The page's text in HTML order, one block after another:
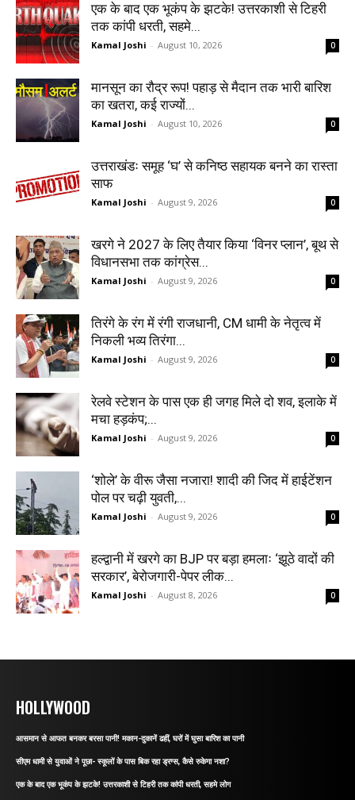
एक के बाद एक भूकंप के झटके! उत्तरकाशी से टिहरी
तक कांपी धरती, सहमे...
Kamal Joshi - August 10, 2026 0
मानसून का रौद्र रूप! पहाड़ से मैदान तक भारी बारिश
का खतरा, कई राज्यों...
Kamal Joshi - August 10, 2026 0
उत्तराखंडः समूह ‘घ’ से कनिष्ठ सहायक बनने का रास्ता
साफ
Kamal Joshi - August 9, 2026 0
खरगे ने 2027 के लिए तैयार किया ‘विनर प्लान’, बूथ से
विधानसभा तक कांग्रेस...
Kamal Joshi - August 9, 2026 0
तिरंगे के रंग में रंगी राजधानी, CM धामी के नेतृत्व में
निकली भव्य तिरंगा...
Kamal Joshi - August 9, 2026 0
रेलवे स्टेशन के पास एक ही जगह मिले दो शव, इलाके में
मचा हड़कंप;...
Kamal Joshi - August 9, 2026 0
‘शोले’ के वीरू जैसा नजारा! शादी की जिद में हाईटेंशन
पोल पर चढ़ी युवती,...
Kamal Joshi - August 9, 2026 0
हल्द्वानी में खरगे का BJP पर बड़ा हमलाः ‘झूठे वादों की
सरकार’, बेरोजगारी-पेपर लीक...
Kamal Joshi - August 8, 2026 0
HOLLYWOOD
आसमान से आफत बनकर बरसा पानी! मकान-दुकानें ढहीं, घरों में घुसा बारिश का पानी
सीएम धामी से युवाओं ने पूछा- स्कूलों के पास बिक रहा ड्रग्स, कैसे रुकेगा नशा?
एक के बाद एक भूकंप के झटके! उत्तरकाशी से टिहरी तक कांपी धरती, सहमे लोग